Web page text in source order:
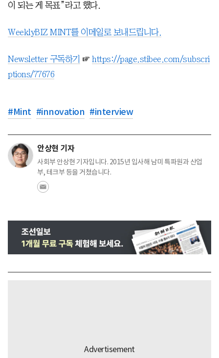
이 되는 게 목표”라고 했다.
WeeklyBIZ MINT를 이메일로 보내드립니다.
Newsletter 구독하기 ☞ https://page.stibee.com/subscri
ptions/77676
#Mint #innovation #interview
안상현 기자
사회부 안상현 기자입니다. 2015년 입사해 남미 특파원과 산업
부, 테크부 등을 거쳤습니다.